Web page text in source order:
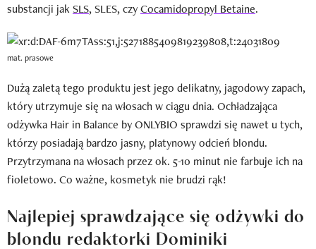
substancji jak SLS, SLES, czyCocamidopropyl Betaine.
mat. prasowe
Dużą zaletą tego produktu jest jego delikatny, jagodowy zapach,
który utrzymuje się na włosach w ciągu dnia. Ochładzająca
odżywka Hair in Balance by ONLYBIO sprawdzi się nawet u tych,
którzy posiadają bardzo jasny, platynowy odcień blondu.
Przytrzymana na włosach przez ok. 5-10 minut nie farbuje ich na
fioletowo. Co ważne, kosmetyk nie brudzi rąk!
Najlepiej sprawdzające się odżywki do
blondu redaktorki Dominiki